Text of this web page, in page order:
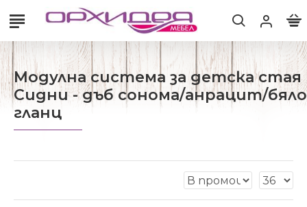
Модулна система за детска стая
Сидни - дъб сонома/анрацит/бяло
гланц